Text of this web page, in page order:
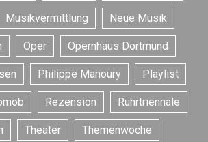
Musikvermittlung Neue Musik
Oper Opernhaus Dortmund
Philippe Manoury Playlist
Rezension Ruhrtriennale
Theater Themenwoche